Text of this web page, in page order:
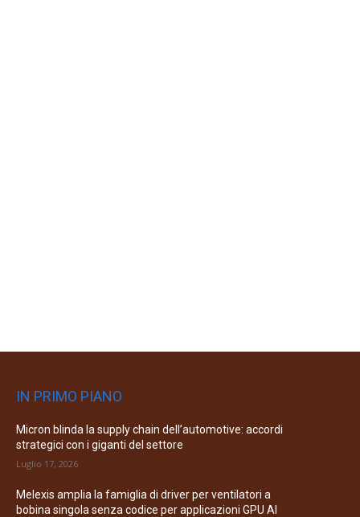
IN PRIMO PIANO
Micron blinda la supply chain dell’automotive: accordi
strategici con i giganti del settore
Luglio 17, 2026
Melexis amplia la famiglia di driver per ventilatori a
bobina singola senza codice per applicazioni GPU AI